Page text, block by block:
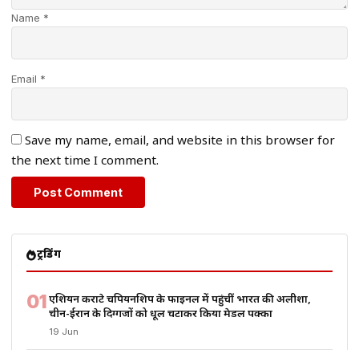
Name *
Email *
Save my name, email, and website in this browser for
the next time I comment.
ट्रेंडिंग
01एशियन कराटे चैंपियनशिप के फाइनल में पहुंचीं भारत की अलीशा,
चीन-ईरान के दिग्गजों को धूल चटाकर किया मेडल पक्का
19 Jun